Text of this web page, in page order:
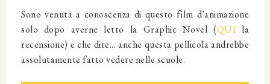
Sono venuta a conoscenza di questo film d'animazione
solo dopo averne letto la Graphic Novel (QUI la
recensione) e che dire... anche questa pellicola andrebbe
assolutamente fatto vedere nelle scuole.